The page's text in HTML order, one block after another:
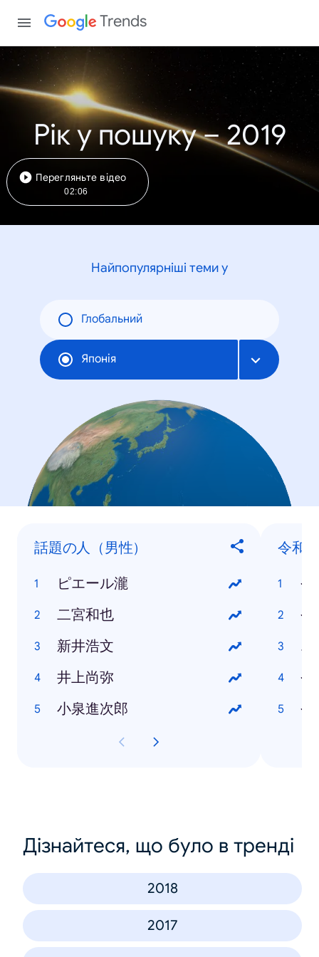
Trends
Рік у пошуку – 2019
Перегляньте відео
02:06
Найпопулярніші теми у
Глобальний
Японія
話題の人（男性）
ピエール瀧
二宮和也
新井浩文
井上尚弥
小泉進次郎
令和
令
令
エ
令
令
Дізнайтеся, що було в тренді
2018
2017